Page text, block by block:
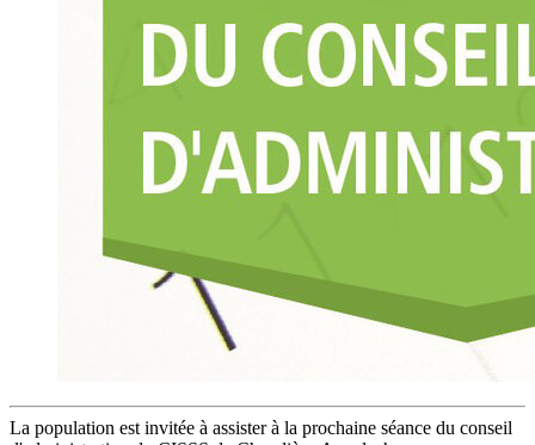
La population est invitée à assister à la prochaine séance du conseil